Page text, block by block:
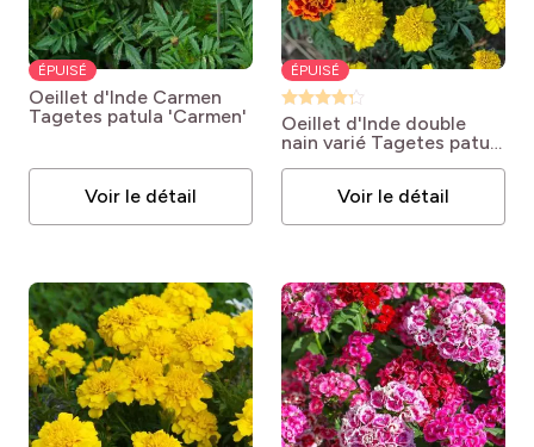
ÉPUISÉ
Oeillet d'Inde Carmen
Tagetes patula 'Carmen'
Voir le détail
ÉPUISÉ
Oeillet d'Inde double
nain varié Tagetes patula
Voir le détail